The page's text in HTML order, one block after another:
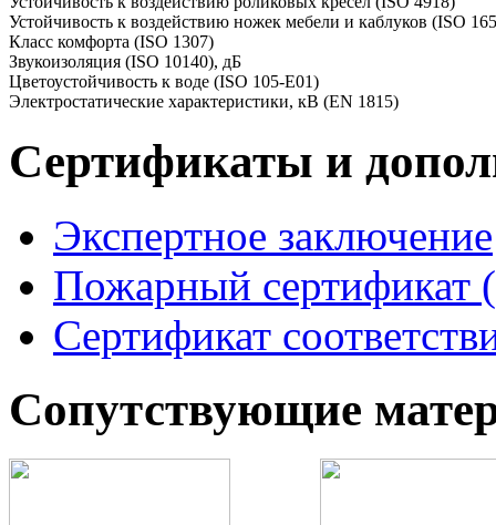
Устойчивость к воздействию ножек мебели и каблуков (ISO
Класс комфорта (ISO 1307)
Звукоизоляция (ISO 10140), дБ
Цветоустойчивость к воде (ISO 105-E01)
Электростатические характеристики, кВ (EN 1815)
Сертификаты и
Экспертное заключение
Пожарный сертификат
Сертификат
Сопутствующие